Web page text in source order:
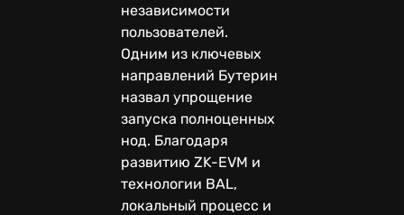
независимости
пользователей.
Одним из ключевых
направлений Бутерин
назвал упрощение
запуска полноценных
нод. Благодаря
развитию ZK-EVM и
технологии BAL,
локальный процесс и